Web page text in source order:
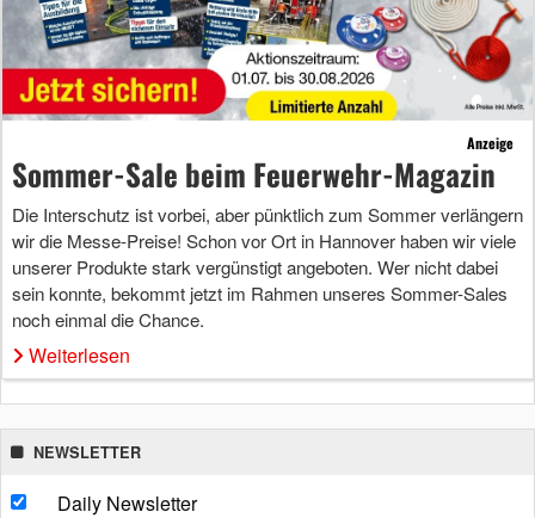
Anzeige
Sommer-Sale beim Feuerwehr-Magazin
Die Interschutz ist vorbei, aber pünktlich zum Sommer verlängern
wir die Messe-Preise! Schon vor Ort in Hannover haben wir viele
unserer Produkte stark vergünstigt angeboten. Wer nicht dabei
sein konnte, bekommt jetzt im Rahmen unseres Sommer-Sales
noch einmal die Chance.
Weiterlesen
NEWSLETTER
Daily Newsletter